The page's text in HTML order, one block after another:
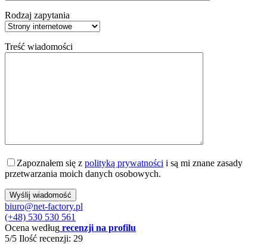
Rodzaj zapytania
Treść wiadomości
Zapoznałem się z polityką prywatności i są mi znane zasady
przetwarzania moich danych osobowych.
biuro@net-factory.pl
(+48) 530 530 561
Ocena według recenzji na profilu
5/5 Ilość recenzji: 29